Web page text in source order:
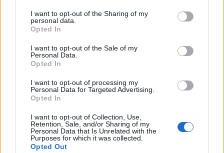
not limited to your visit or usage behaviour. You may click to
grant or deny consent to Google and its third-party tags to
use your data for below specified purposes in below Google
consent section.
I want to opt-out of the Sharing of my
personal data.
Opted In
I want to opt-out of the Sale of my
Personal Data.
Opted In
I want to opt-out of processing my
Personal Data for Targeted Advertising.
Opted In
I want to opt-out of Collection, Use,
Retention, Sale, and/or Sharing of my
Personal Data that Is Unrelated with the
Purposes for which it was collected.
Opted Out
nevettetés. Persze nem minden áron, de lényegileg.
Ízléssel, közhelyek nélkül, eredeti módon, ahogy csak
önkifejezést. Ahogy mondani szokta neki mindig a
saját személyisége az alapanyag, de még sosem állt
neki úgy megírni egy humoros jelenetet vagy dalt,
hogy azzal majd önkifejezze magát. Abból nem lesz
ugyanis vicces előadás. Míg ebből lett.
DSR nem politizál, legalábbis a színpadon
semmiképpen. A hülyeségről mint általános emberi
tulajdonságról beszél, és nem érdekli, hogy „akkor
éppen ki a hülye